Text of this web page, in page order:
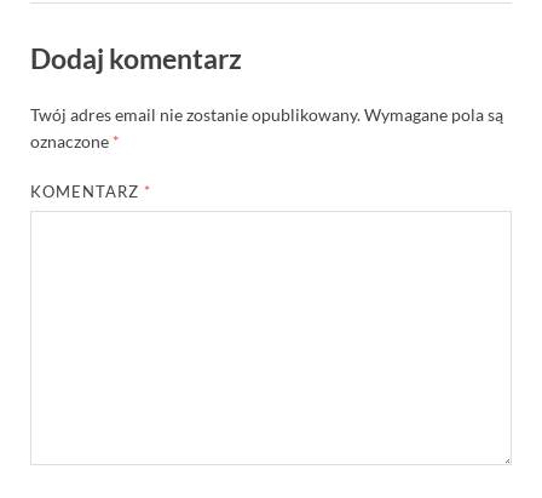
Dodaj komentarz
Twój adres email nie zostanie opublikowany.Wymagane pola są
oznaczone *
KOMENTARZ *